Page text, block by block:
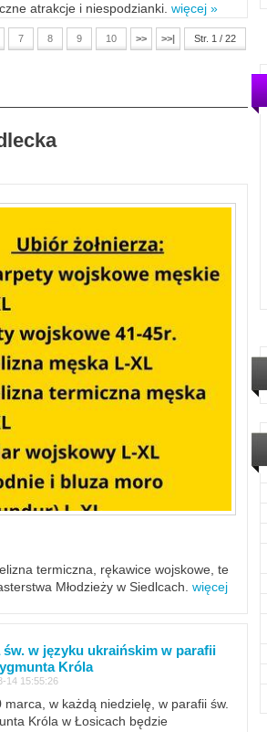
atrakcje i niespodzianki. więcej »
7 8 9 10 >> >>| Str. 1 / 22
termiczna, rękawice wojskowe, te
Młodzieży w Siedlcach. więcej
św. w języku ukraińskim w parafii
Króla
14 15:55:26
marca, w każdą niedzielę, w parafii św.
Króla w Łosicach będzie